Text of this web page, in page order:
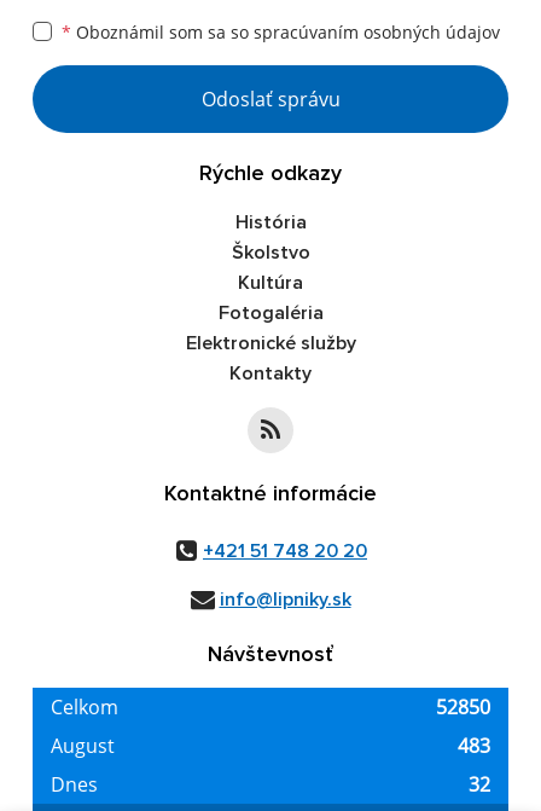
* Oboznámil som sa so spracúvaním osobných údajov
Google reCaptcha Response
Odoslať správu
Rýchle odkazy
História
Školstvo
Kultúra
Fotogaléria
Elektronické služby
Kontakty
Kontaktné informácie
+421 51 748 20 20
info@lipniky.sk
Návštevnosť